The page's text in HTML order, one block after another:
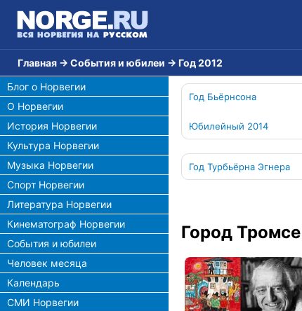
Главная → События и юбилеи → Год 2012
Блог о Норвегии
О Норвегии
История Норвегии
Культура Норвегии
Музыка Норвегии
Спорт Норвегии
Литература Норвегии
Кинематограф Норвегии
События и юбилеи
Человек месяца
Календарь
СМИ Норвегии
Год Бьёрнсона
Юбилейный 2014
Год Турбьёрна Эгнера
Город